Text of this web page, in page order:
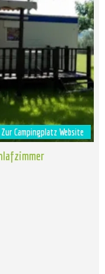
Zur Campingplatz Website